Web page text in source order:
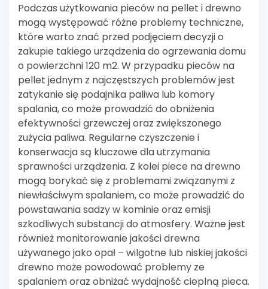
Podczas użytkowania pieców na pellet i drewno
mogą występować różne problemy techniczne,
które warto znać przed podjęciem decyzji o
zakupie takiego urządzenia do ogrzewania domu
o powierzchni 120 m2. W przypadku pieców na
pellet jednym z najczęstszych problemów jest
zatykanie się podajnika paliwa lub komory
spalania, co może prowadzić do obniżenia
efektywności grzewczej oraz zwiększonego
zużycia paliwa. Regularne czyszczenie i
konserwacja są kluczowe dla utrzymania
sprawności urządzenia. Z kolei piece na drewno
mogą borykać się z problemami związanymi z
niewłaściwym spalaniem, co może prowadzić do
powstawania sadzy w kominie oraz emisji
szkodliwych substancji do atmosfery. Ważne jest
również monitorowanie jakości drewna
używanego jako opał – wilgotne lub niskiej jakości
drewno może powodować problemy ze
spalaniem oraz obniżać wydajność cieplną pieca.